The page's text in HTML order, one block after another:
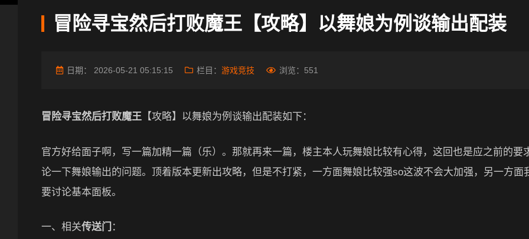
冒险寻宝然后打败魔王【攻略】以舞娘为例谈输出配装
日期： 2026-05-21 05:15:15 栏目： 游戏竞技 浏览： 551
冒险寻宝然后打败魔王 【攻略】以舞娘为例谈输出配装如下：
官方好给面子啊，写一篇加精一篇（乐）。那就再来一篇，楼主本人玩舞娘比较有心得，这回也是应之前的要
论一下舞娘输出的问题。顶着版本更新出攻略，但是不打紧，一方面舞娘比较强so这波不会大加强，另一方面
要讨论基本面板。
一、相关传送门 ：